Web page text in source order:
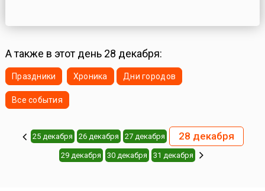
А также в этот день 28 декабря:
Праздники Хроника Дни городов
Все события
25 декабря 26 декабря 27 декабря 28 декабря
29 декабря 30 декабря 31 декабря